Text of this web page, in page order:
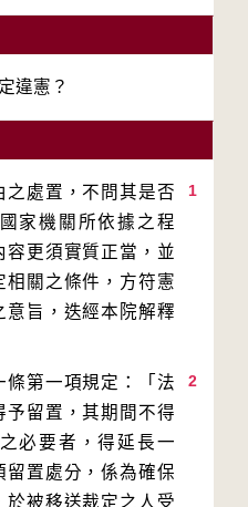
違憲？
1
處置，不問其是否
家機關所依據之程
容更須實質正當，並
相關之條件，方符憲
意旨，迭經本院解釋
2
第一項規定：「法
予留置，其期間不得
必要者，得延長一
留置處分，係為確保
於被移送裁定之人受